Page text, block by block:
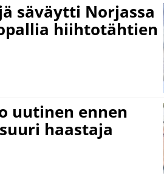
säväytti Norjassa
hiihtotähtien
uutinen ennen
haastaja